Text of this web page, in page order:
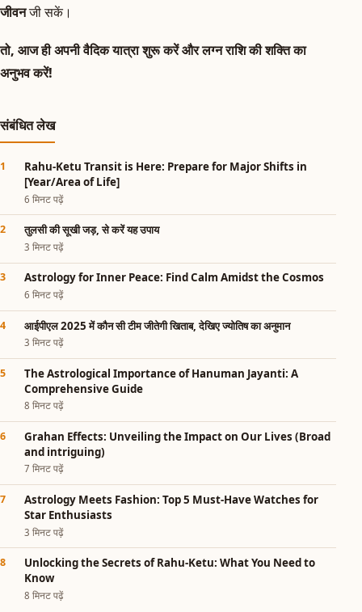
जीवनजी सकें।
तो, आज ही अपनी वैदिक यात्रा शुरू करें और लग्न राशि की शक्ति का
अनुभव करें!
संबंधित लेख
Rahu-Ketu Transit is Here: Prepare for Major Shifts in
[Year/Area of Life]
6 मिनट पढ़ें
तुलसी की सूखी जड़, से करें यह उपाय
3 मिनट पढ़ें
Astrology for Inner Peace: Find Calm Amidst the Cosmos
6 मिनट पढ़ें
आईपीएल 2025 में कौन सी टीम जीतेगी खिताब, देखिए ज्योतिष का अनुमान
3 मिनट पढ़ें
The Astrological Importance of Hanuman Jayanti: A
Comprehensive Guide
8 मिनट पढ़ें
Grahan Effects: Unveiling the Impact on Our Lives (Broad
and intriguing)
7 मिनट पढ़ें
Astrology Meets Fashion: Top 5 Must-Have Watches for
Star Enthusiasts
3 मिनट पढ़ें
Unlocking the Secrets of Rahu-Ketu: What You Need to
Know
8 मिनट पढ़ें